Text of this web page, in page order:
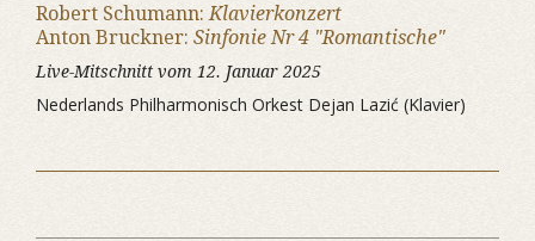
Robert Schumann: Klavierkonzert
Anton Bruckner: Sinfonie Nr 4 "Romantische"
Live-Mitschnitt vom 12. Januar 2025
Nederlands Philharmonisch Orkest Dejan Lazić (Klavier)